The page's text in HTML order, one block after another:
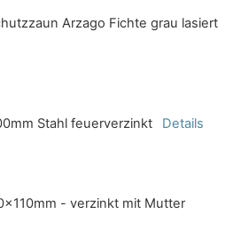
Arzago Fichte grau lasiert
Stahl feuerverzinkt
Details
- verzinkt mit Mutter